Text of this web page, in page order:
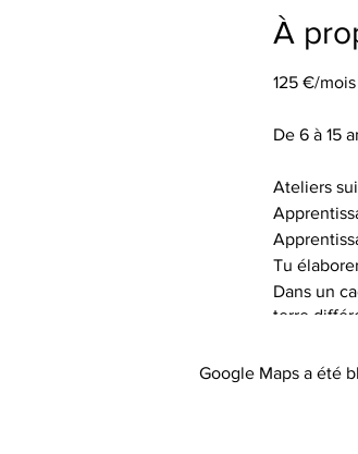
À
125 €/
De 6 à 15
Ateliers
Tu
Dans un
terre
Tu auras
Google Maps a été